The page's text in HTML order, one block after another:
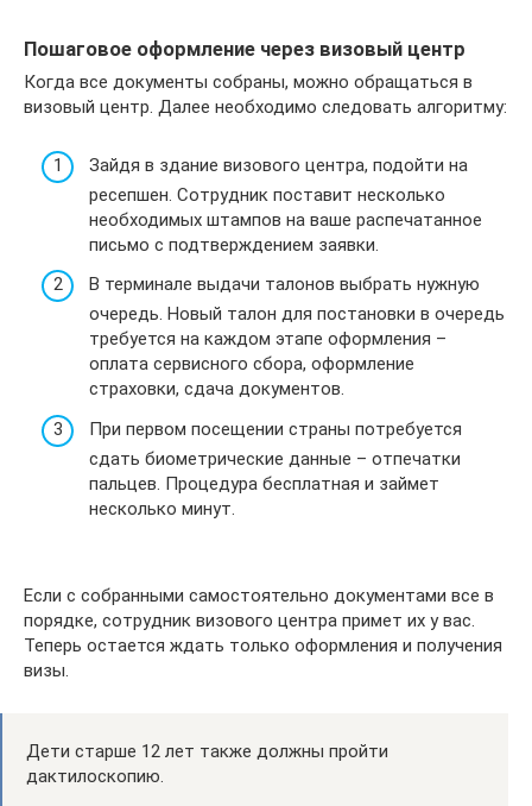
Пошаговое оформление через визовый центр
Когда все документы собраны, можно обращаться в
визовый центр. Далее необходимо следовать алгоритму:
Зайдя в здание визового центра, подойти на
ресепшен. Сотрудник поставит несколько
необходимых штампов на ваше распечатанное
письмо с подтверждением заявки.
В терминале выдачи талонов выбрать нужную
очередь. Новый талон для постановки в очередь
требуется на каждом этапе оформления –
оплата сервисного сбора, оформление
страховки, сдача документов.
При первом посещении страны потребуется
сдать биометрические данные – отпечатки
пальцев. Процедура бесплатная и займет
несколько минут.
Если с собранными самостоятельно документами все в
порядке, сотрудник визового центра примет их у вас.
Теперь остается ждать только оформления и получения
визы.
Дети старше 12 лет также должны пройти
дактилоскопию.